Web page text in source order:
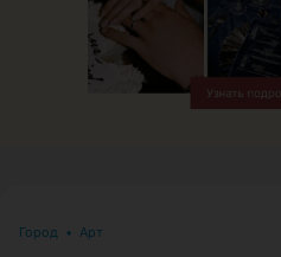
Город • Арт